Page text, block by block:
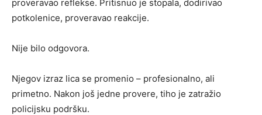
proveravao reflekse. Pritisnuo je stopala, dodirivao
potkolenice, proveravao reakcije.
Nije bilo odgovora.
Njegov izraz lica se promenio – profesionalno, ali
primetno. Nakon još jedne provere, tiho je zatražio
policijsku podršku.